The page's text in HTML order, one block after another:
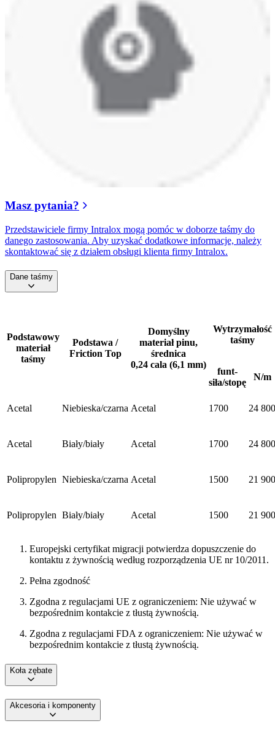
Masz pytania?
Przedstawiciele firmy Intralox mogą pomóc w doborze taśmy do
danego zastosowania. Aby uzyskać dodatkowe informacje, należy
skontaktować się z działem obsługi klienta firmy Intralox.
Dane taśmy
Podstawowy
materiał
taśmy
Podstawa /
Friction Top
Domyślny
materiał pinu,
średnica
0,24 cala (6,1 mm)
Wytrzymałość
taśmy
funt-
siła/stopę
N/m
Acetal Niebieska/czarna Acetal 1700 24 800
Acetal Biały/biały Acetal 1700 24 800
Polipropylen Niebieska/czarna Acetal 1500 21 900
Polipropylen Biały/biały Acetal 1500 21 900
Europejski certyfikat migracji potwierdza dopuszczenie do
kontaktu z żywnością według rozporządzenia UE nr 10/2011.
Pełna zgodność
Zgodna z regulacjami UE z ograniczeniem: Nie używać w
bezpośrednim kontakcie z tłustą żywnością.
Zgodna z regulacjami FDA z ograniczeniem: Nie używać w
bezpośrednim kontakcie z tłustą żywnością.
Koła zębate
Akcesoria i komponenty